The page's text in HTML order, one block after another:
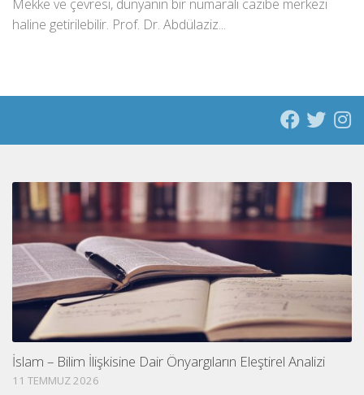
Mekke ve çevresi, dünyanın bir numaralı cazibe merkezi
haline getirilebilir. Prof. Dr. Abdülaziz...
İslam – Bilim İlişkisine Dair Önyargıların Eleştirel Analizi
11 TEMMUZ 2026